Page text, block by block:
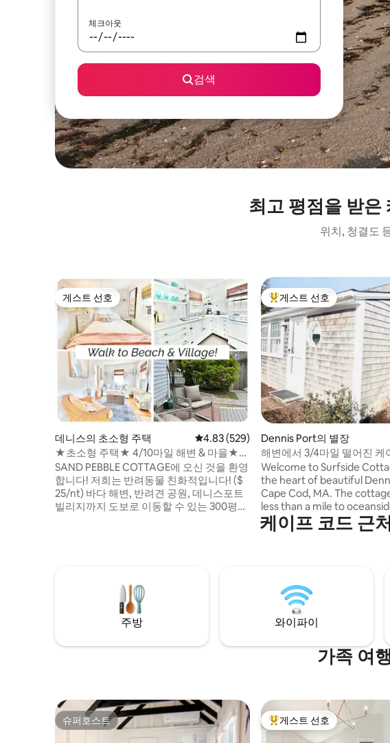
체크아웃
검색
최고 평점을 받은
위치, 청결도
게스트 선호
게스트 선호
데니스의 초소형 주택 평점 4.83점(5점 만점), 후기 529개
4.83 (529)
★초소형 주택★ 4/10마일 해변 & 마을★
반려동물 허용 자전거★ 2대
SAND PEBBLE COTTAGE에 오신 것을 환영
합니다! 저희는 반려동물 친화적입니다! ($
25/nt) 바다 해변, 반려견 공원, 데니스포트
빌리지까지 도보로 이동할 수 있는 300평방
즐길 수 있는✅ 데크 ✅ 주차장 - 차량 2대 ✅
건을 가져오시거나, 청소 담당자가 유료로
제공해 드릴 수 있습니다. ✅ 반려동물 동반
가능 - 반려동물 1마리만 가능, 1박당 25달러
상위 게스트 선호
게스트 선호
Dennis Port의 별장
해변에서 3/4마일 떨어진 케
주택
Welcome to Surfside
the heart of beautiful
Cape Cod, MA. The
less than a mile to
and a short walk to
restaurants. There is a kitchen and full
케이프 코드 근
주방 와이파이
가족 여
슈퍼호스트
슈퍼호스트 상위 게스트 선호
게스트 선호